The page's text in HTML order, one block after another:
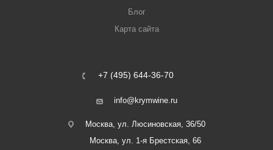
Блог
Карта сайта
+7 (495) 644-36-70
info@krymwine.ru
Москва, ул. Люсиновская, 36/50
Москва, ул. 1-я Брестская, 66